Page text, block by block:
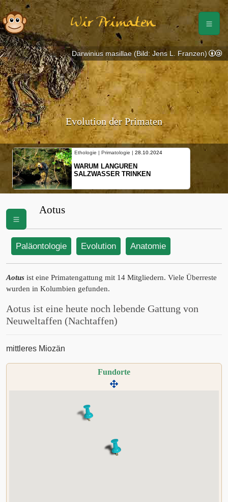
Wir Primaten
Evolution der Primaten
Ethologie | Primatologie | 28.10.2024
WARUM LANGUREN
SALZWASSER TRINKEN
Darwinius masillae (Bild: Jens L. Franzen)
Aotus
Paläontologie Evolution Anatomie
Aotus ist eine Primatengattung mit 14 Mitgliedern. Viele Überreste
wurden in Kolumbien gefunden.
Aotus ist eine heute noch lebende Gattung von
Neuweltaffen (Nachtaffen)
mittleres Miozän
Fundorte